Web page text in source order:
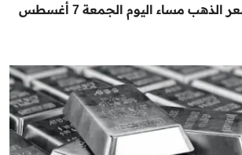
عاجل | انخفاض سعر الذهب مساء اليوم الجمعة 7 أغسطس